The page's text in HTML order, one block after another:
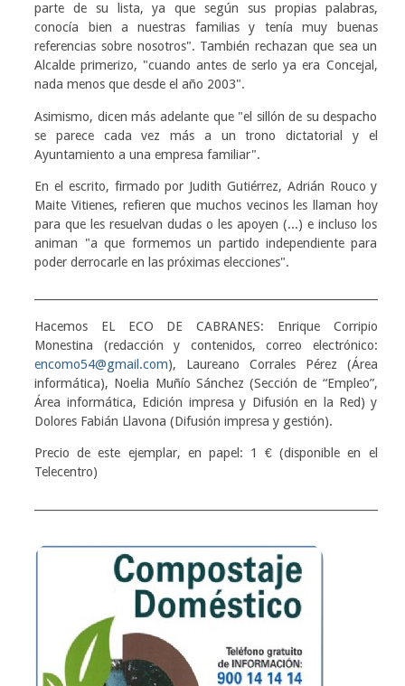
parte de su lista, ya que según sus propias palabras,
conocía bien a nuestras familias y tenía muy buenas
referencias sobre nosotros". También rechazan que sea un
Alcalde primerizo, "cuando antes de serlo ya era Concejal,
nada menos que desde el año 2003".
Asimismo, dicen más adelante que "el sillón de su despacho
se parece cada vez más a un trono dictatorial y el
Ayuntamiento a una empresa familiar".
En el escrito, firmado por Judith Gutiérrez, Adrián Rouco y
Maite Vitienes, refieren que muchos vecinos les llaman hoy
para que les resuelvan dudas o les apoyen (...) e incluso los
animan "a que formemos un partido independiente para
poder derrocarle en las próximas elecciones".
Hacemos EL ECO DE CABRANES: Enrique Corripio
Monestina (redacción y contenidos, correo electrónico:
encomo54@gmail.com), Laureano Corrales Pérez (Área
informática), Noelia Muñío Sánchez (Sección de “Empleo”,
Área informática, Edición impresa y Difusión en la Red) y
Dolores Fabián Llavona (Difusión impresa y gestión).
Precio de este ejemplar, en papel: 1 € (disponible en el
Telecentro)